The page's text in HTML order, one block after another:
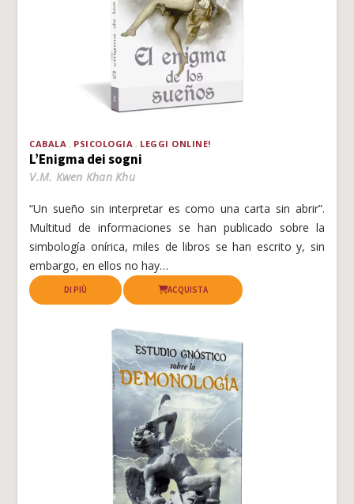
CABALA PSICOLOGIA LEGGI ONLINE!
L’Enigma dei sogni
V.M. Kwen Khan Khu
“Un sueño sin interpretar es como una carta sin abrir”.
Multitud de informaciones se han publicado sobre la
simbología onírica, miles de libros se han escrito y, sin
embargo, en ellos no hay…
DI PIÙ ACQUISTA